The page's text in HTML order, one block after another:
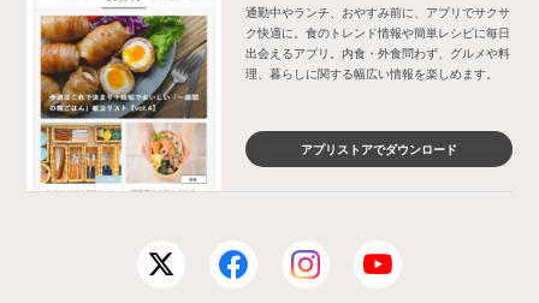
通勤中やランチ、おやすみ前に、アプリでサクサ
ク快適に。食のトレンド情報や簡単レシピに毎日
出会えるアプリ。内食・外食問わず、グルメや料
理、暮らしに関する幅広い情報を楽しめます。
アプリストアでダウンロード